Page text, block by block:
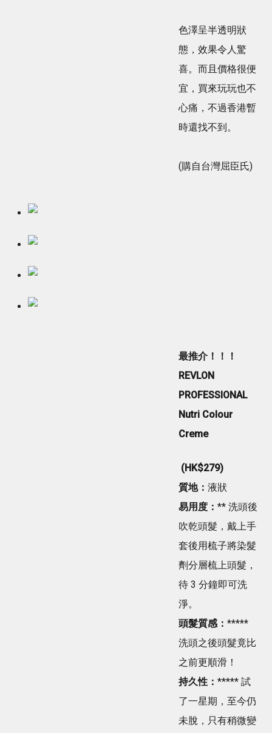
色澤呈半透明狀
態，效果令人驚
喜。而且價格很便
宜，買來玩玩也不
心痛，不過香港暫
時還找不到。
(購自台灣屈臣氏)
最推介！！！
REVLON
PROFESSIONAL
Nutri Colour
Creme
(HK$279)
質地： 液狀
易用度： ** 洗頭後
吹乾頭髮，戴上手
套後用梳子將染髮
劑分層梳上頭髮，
待 3 分鐘即可洗
淨。
頭髮質感： *****
洗頭之後頭髮竟比
之前更順滑！
持久性： ***** 試
了一星期，至今仍
未脫，只有稍微變